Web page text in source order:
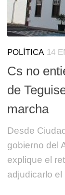
POLÍTICA 14
Cs no
de
marcha
Desde
gobierno del
explique el
adjudicarlo